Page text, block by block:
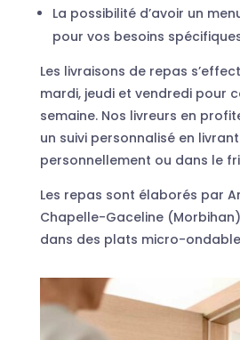
La possibilité d’avoir un
pour vos besoins
Les livraisons de repas
mardi, jeudi et vendredi pour
semaine. Nos livreurs en
un suivi personnalisé en
personnellement ou dans le
Les repas sont élaborés par
Chapelle-Gaceline
dans des plats micro-